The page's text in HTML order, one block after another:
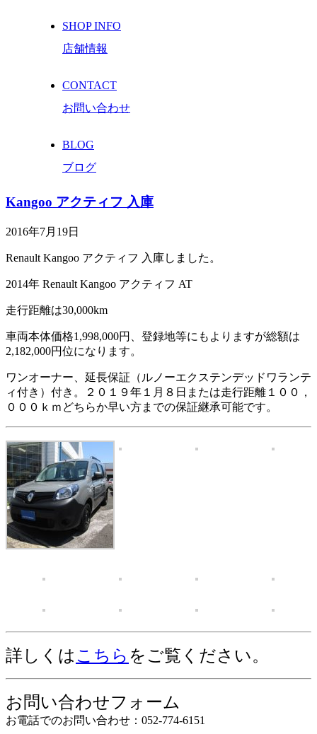
SHOP INFO
店舗情報
CONTACT
お問い合わせ
BLOG
ブログ
Kangoo アクティフ 入庫
2016年7月19日
Renault Kangoo アクティフ 入庫しました。
2014年 Renault Kangoo アクティフ AT
走行距離は30,000km
車両本体価格1,998,000円、登録地等にもよりますが総額は
2,182,000円位になります。
ワンオーナー、延長保証（ルノーエクステンデッドワランテ
ィ付き）付き。２０１９年１月８日または走行距離１００，
０００ｋｍどちらか早い方までの保証継承可能です。
詳しくはこちら をご覧ください。
お問い合わせフォーム
お電話でのお問い合わせ：052-774-6151